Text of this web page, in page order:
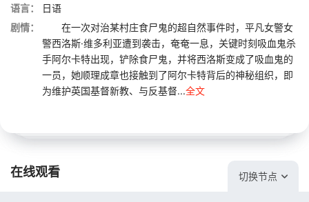
语言：
日语
剧情：
在一次对治某村庄食尸鬼的超自然事件时，平凡女警女
警西洛斯·维多利亚遭到袭击，奄奄一息，关键时刻吸血鬼杀
手阿尔卡特出现，铲除食尸鬼，并将西洛斯变成了吸血鬼的
一员，她顺理成章也接触到了阿尔卡特背后的神秘组织，即
为维护英国基督新教、与反基督...全文
在线观看 切换节点